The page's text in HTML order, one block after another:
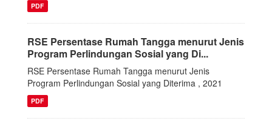
PDF
RSE Persentase Rumah Tangga menurut Jenis
Program Perlindungan Sosial yang Di...
RSE Persentase Rumah Tangga menurut Jenis
Program Perlindungan Sosial yang Diterima , 2021
PDF